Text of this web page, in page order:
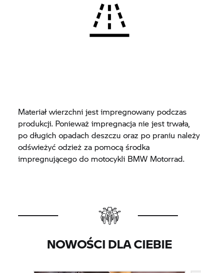
Materiał wierzchni jest impregnowany podczas
produkcji. Ponieważ impregnacja nie jest trwała,
po długich opadach deszczu oraz po praniu należy
odświeżyć odzież za pomocą środka
impregnującego do motocykli BMW Motorrad.
NOWOŚCI DLA CIEBIE